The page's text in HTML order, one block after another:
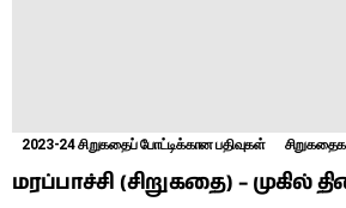
2023-24 சிறுகதைப் போட்டிக்கான பதிவுகள்
மரப்பாச்சி (சிறுகதை) –